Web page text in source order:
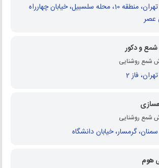
تهران، منطقه 10، محله سلسبیل، خیابان چهارراه
عصر
شمع و دکور
شمع روشنایی
تهران، فاز 2
شمع روشنایی
سمنان، گرمسار، خیابان دانشگاه
هوم